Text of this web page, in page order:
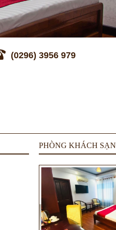
(0296) 3956 979
PHÒNG KHÁCH SẠN